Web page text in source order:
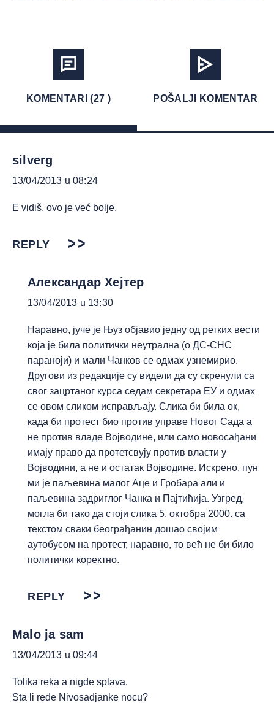
KOMENTARI (27 ) POŠALJI KOMENTAR
silverg
13/04/2013 u 08:24
E vidiš, ovo je već bolje.
REPLY
Александар Хејтер
13/04/2013 u 13:30
Наравно, јуче је Њуз објавио једну од ретких вести
која је била политички неутрална (о ДС-СНС
параноји) и мали Чанков се одмах узнемирио.
Другови из редакције су видели да су скренули са
свог зацртаног курса седам секретара ЕУ и одмах
се овом сликом исправљају. Слика би била ок,
када би протест био против управе Новог Сада а
не против владе Војводине, или само новосађани
имају право да протетсвују против власти у
Војводини, а не и остатак Војводине. Искрено, пун
ми је паљевина малог Аце и Гробара али и
паљевина задриглог Чанка и Пајтићија. Узгред,
могла би тако да стоји слика 5. октобра 2000. са
текстом сваки београђанин дошао својим
аутобусом на протест, наравно, то већ не би било
политички коректно.
REPLY
Malo ja sam
13/04/2013 u 09:44
Tolika reka a nigde splava.
Sta li rede Nivosadjanke nocu?